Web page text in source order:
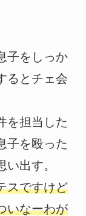
子をしっか
るとチェ会
を担当した
子を殴った
出す。
スですけど
いなーわが